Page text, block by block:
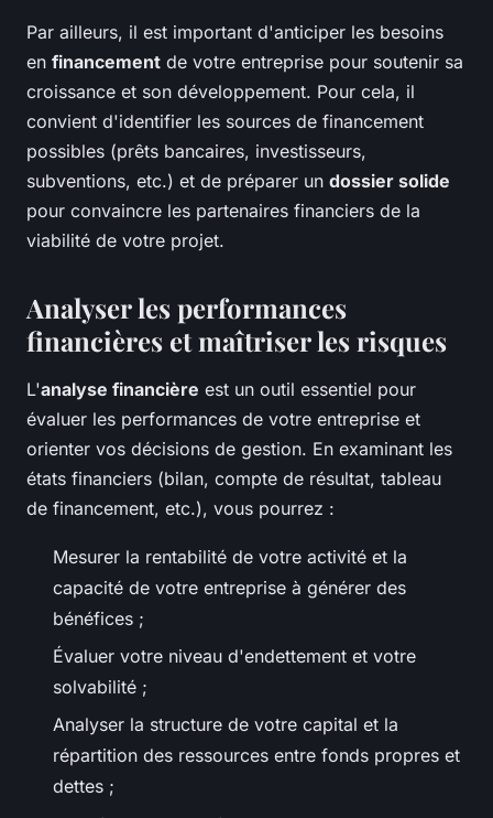
Par ailleurs, il est important d'anticiper les besoins
en financement de votre entreprise pour soutenir sa
croissance et son développement. Pour cela, il
convient d'identifier les sources de financement
possibles (prêts bancaires, investisseurs,
subventions, etc.) et de préparer un dossier solide
pour convaincre les partenaires financiers de la
viabilité de votre projet.
Analyser les performances
financières et maîtriser les risques
L'analyse financière est un outil essentiel pour
évaluer les performances de votre entreprise et
orienter vos décisions de gestion. En examinant les
états financiers (bilan, compte de résultat, tableau
de financement, etc.), vous pourrez :
Mesurer la rentabilité de votre activité et la
capacité de votre entreprise à générer des
bénéfices ;
Évaluer votre niveau d'endettement et votre
solvabilité ;
Analyser la structure de votre capital et la
répartition des ressources entre fonds propres et
dettes ;